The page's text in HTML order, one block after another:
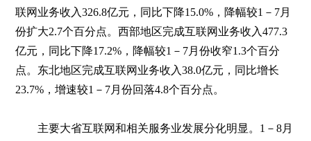
联网业务收入326.8亿元，同比下降15.0%，降幅较1－7月
份扩大2.7个百分点。西部地区完成互联网业务收入477.3
亿元，同比下降17.2%，降幅较1－7月份收窄1.3个百分
点。东北地区完成互联网业务收入38.0亿元，同比增长
23.7%，增速较1－7月份回落4.8个百分点。
主要大省互联网和相关服务业发展分化明显。1－8月